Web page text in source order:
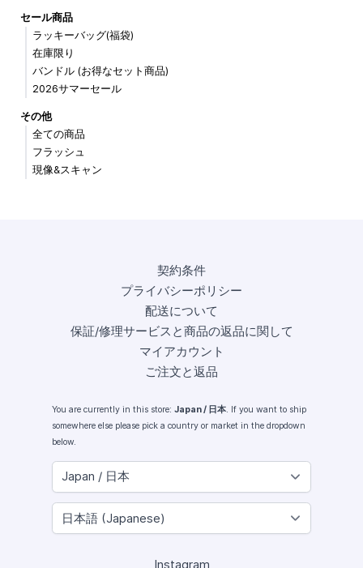
セール商品
ラッキーバッグ(福袋)
在庫限り
バンドル (お得なセット商品)
2026サマーセール
その他
全ての商品
フラッシュ
現像&スキャン
契約条件
プライバシーポリシー
配送について
保証/修理サービスと商品の返品に関して
マイアカウント
ご注文と返品
You are currently in this store: Japan / 日本. If you want to ship
somewhere else please pick a country or market in the dropdown
below.
Instagram